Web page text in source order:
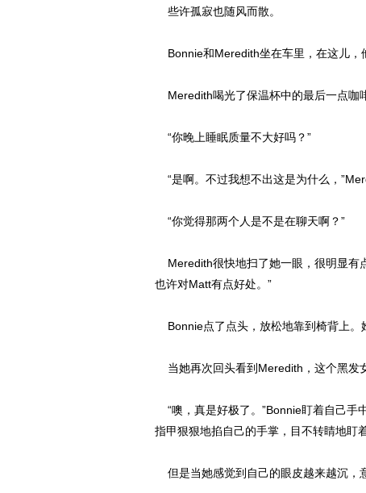
些许孤寂也随风而散。
Bonnie和Meredith坐在车里，在这儿，
Meredith喝光了保温杯中的最后一点咖
“你晚上睡眠质量不大好吗？”
“是啊。不过我想不出这是为什么，
“你觉得那两个人是不是在聊天啊？”
Meredith很快地扫了她一眼，很明显有
也许对Matt有点好处。”
Bonnie点了点头，放松地靠到椅背上。
当她再次回头看到Meredith，这个黑发
“噢，真是好极了。”Bonnie盯着自己手
指甲狠狠地掐自己的手掌，目不转睛地盯
但是当她感觉到自己的眼皮越来越沉，